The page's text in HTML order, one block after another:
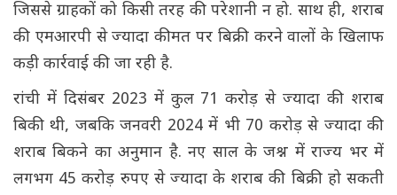
जिससे ग्राहकों को किसी तरह की परेशानी न हो. साथ ही, शराब
की एमआरपी से ज्यादा कीमत पर बिक्री करने वालों के खिलाफ
कड़ी कार्रवाई की जा रही है.
रांची में दिसंबर 2023 में कुल 71 करोड़ से ज्यादा की शराब
बिकी थी, जबकि जनवरी 2024 में भी 70 करोड़ से ज्यादा की
शराब बिकने का अनुमान है. नए साल के जश्न में राज्य भर में
लगभग 45 करोड़ रुपए से ज्यादा के शराब की बिक्री हो सकती